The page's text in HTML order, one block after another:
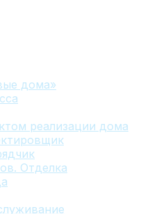
дома»
реализации дома
Отделка